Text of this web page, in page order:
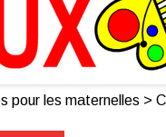
pour les maternelles >